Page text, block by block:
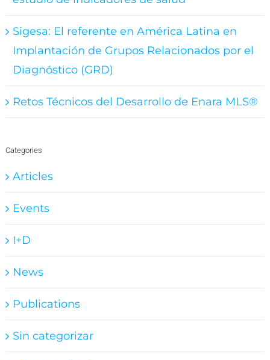
Sigesa: El referente en América Latina en
Implantación de Grupos Relacionados por el
Diagnóstico (GRD)
Retos Técnicos del Desarrollo de Enara MLS®
Categories
Articles
Events
I+D
News
Publications
Sin categorizar